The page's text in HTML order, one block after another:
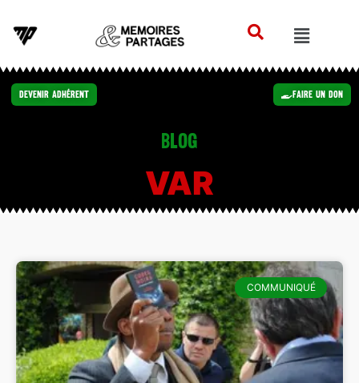
Devenir Adhérent Faire un Don
Blog
VAR
COMMUNIQUÉ